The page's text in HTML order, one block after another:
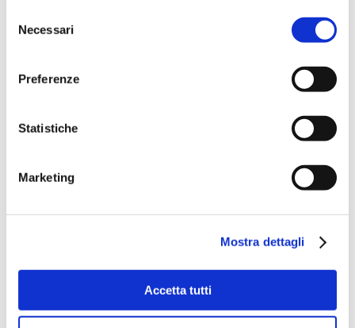
delNecessari
Preferenze
Statistiche
Marketing
Mostra dettagli
Accetta tutti
ITALY,
MADE